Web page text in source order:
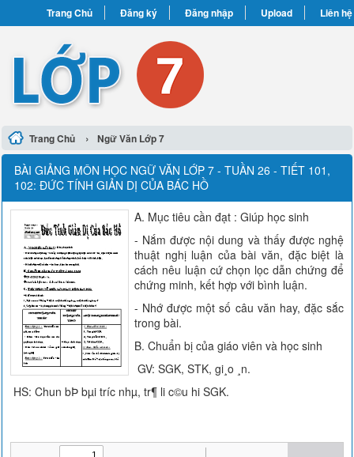
Trang Chủ Đăng ký Đăng nhập Upload Liên hệ
Trang Chủ › Ngữ Văn Lớp 7
BÀI GIẢNG MÔN HỌC NGỮ VĂN LỚP 7 - TUẦN 26 - TIẾT 101,
102: ĐỨC TÍNH GIẢN DỊ CỦA BÁC HỒ
A. Mục tiêu cần đạt : Giúp học sinh
- Nắm được nội dung và thấy được nghệ
thuật nghị luận của bài văn, đặc biệt là
cách nêu luận cứ chọn lọc dẫn chứng để
chứng minh, kết hợp với bình luận.
- Nhớ được một số câu văn hay, đặc sắc
trong bài.
B. Chuẩn bị của giáo viên và học sinh
GV: SGK, STK, gi¸o ¸n.
HS: Chun bÞ bµi tr­íc nhµ, tr¶ li c©u hi SGK.